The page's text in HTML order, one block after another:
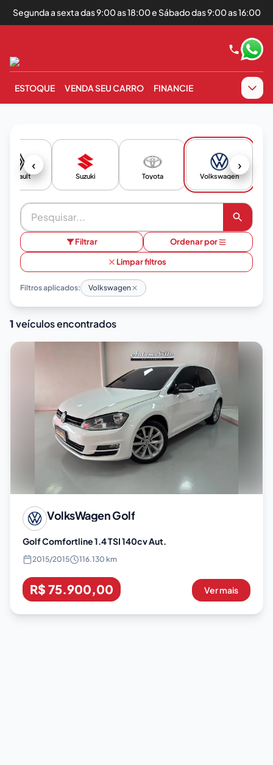
Segunda a sexta das 9:00 as 18:00 e Sábado das 9:00 as 16:00
ESTOQUE VENDA SEU CARRO FINANCIE
‹ ›
Renault Suzuki Toyota Volkswagen
Filtrar Ordenar por
Limpar filtros
Filtros aplicados: Volkswagen
1veículos encontrados
VolksWagenGolf
Golf Comfortline 1.4 TSI 140cv Aut.
2015/2015 116.130 km
R$ 75.900,00 Ver mais